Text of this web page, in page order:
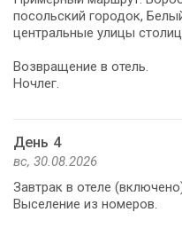
посольский городок,
центральные улицы
Возвращение в отель.
Ночлег.
День 4
вс, 30.08.2026
Завтрак в отеле
Выселение из номеров.